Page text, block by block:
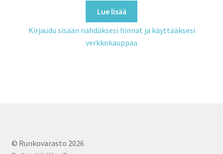
Lue lisää
Kirjaudu sisään nähdäksesi hinnat ja käyttääksesi
verkkokauppaa
© Runkovarasto 2026